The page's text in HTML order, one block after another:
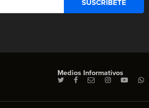
Medios Informativos